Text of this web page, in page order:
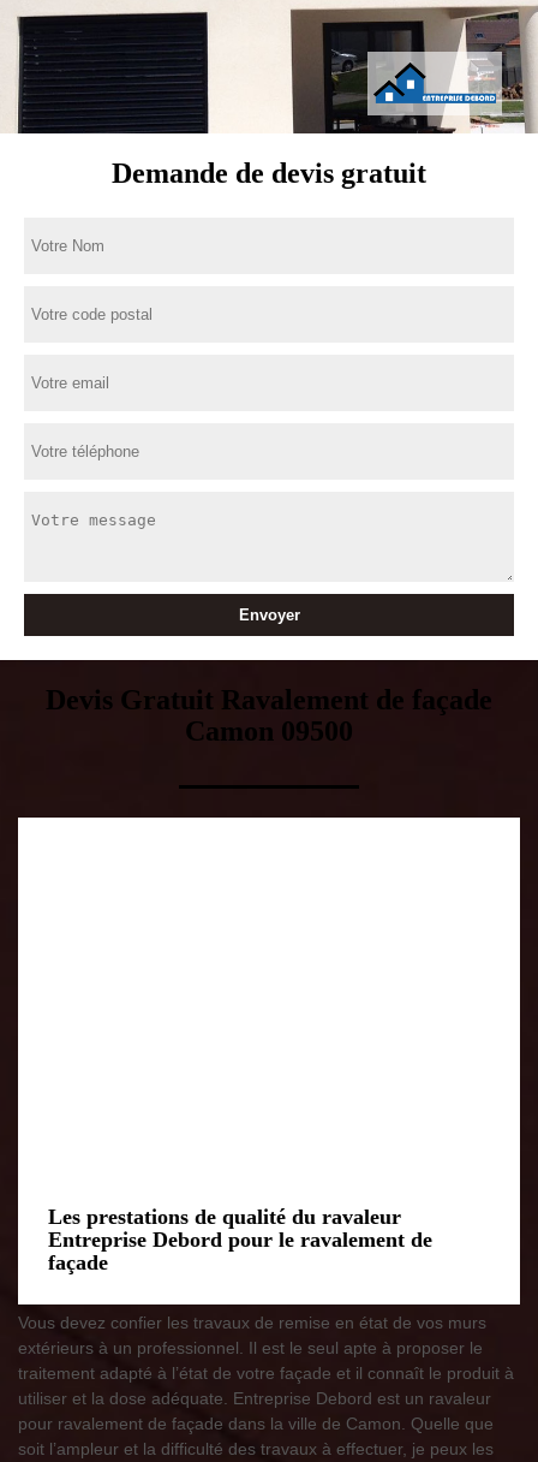
Demande de devis gratuit
Devis Gratuit Ravalement de façade
Camon 09500
Les prestations de qualité du ravaleur
Entreprise Debord pour le ravalement de
façade
Vous devez confier les travaux de remise en état de vos murs
extérieurs à un professionnel. Il est le seul apte à proposer le
traitement adapté à l’état de votre façade et il connaît le produit à
utiliser et la dose adéquate. Entreprise Debord est un ravaleur
pour ravalement de façade dans la ville de Camon. Quelle que
soit l’ampleur et la difficulté des travaux à effectuer, je peux les